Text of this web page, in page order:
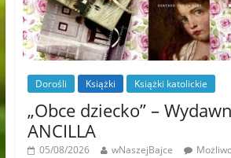
Dorośli Książki Książki katolickie
„Obce dziecko” –
ANCILLA
05/08/2026 wNaszejBajce